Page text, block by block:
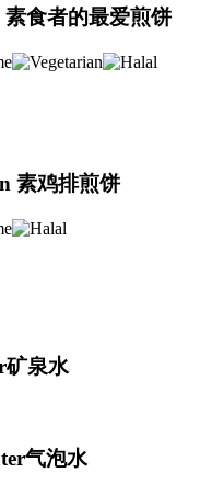
素食者的最爱煎饼
素鸡排煎饼
矿泉水
气泡水